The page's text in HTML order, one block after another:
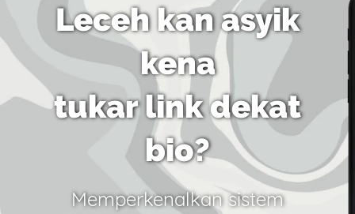
Leceh kan asyik
kena
tukar link dekat
bio?
Memperkenalkan sistem